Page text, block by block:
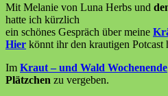
Mit Melanie von Luna Herbs und
hatte ich kürzlich
ein schönes Gespräch über meine
Hier könnt ihr den krautigen Potcast
Im Kraut – und Wald Wochenende
Plätzchen zu vergeben.